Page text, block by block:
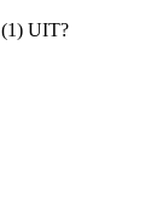
(1) UIT?